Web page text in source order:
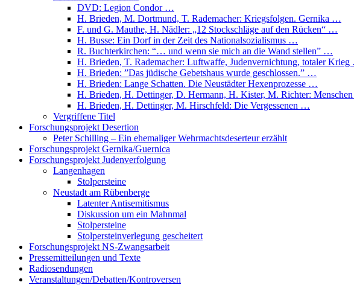
DVD: Legion Condor …
H. Brieden, M. Dortmund, T. Rademacher: Kriegsfolgen. Gernika …
F. und G. Mauthe, H. Nädler: „12 Stockschläge auf den Rücken“ …
H. Busse: Ein Dorf in der Zeit des Nationalsozialismus …
R. Buchterkirchen: “… und wenn sie mich an die Wand stellen” …
H. Brieden, T. Rademacher: Luftwaffe, Judenvernichtung, totaler
H. Brieden: ”Das jüdische Gebetshaus wurde geschlossen.” …
H. Brieden: Lange Schatten. Die Neustädter Hexenprozesse …
H. Brieden, H. Dettinger, D. Hermann, H. Kister, M. Richter:
H. Brieden, H. Dettinger, M. Hirschfeld: Die Vergessenen …
Vergriffene Titel
Forschungsprojekt Desertion
Peter Schilling – Ein ehemaliger Wehrmachtsdeserteur erzählt
Forschungsprojekt Gernika/Guernica
Forschungsprojekt Judenverfolgung
Langenhagen
Stolpersteine
Neustadt am Rübenberge
Latenter Antisemitismus
Diskussion um ein Mahnmal
Stolpersteine
Stolpersteinverlegung gescheitert
Forschungsprojekt NS-Zwangsarbeit
Pressemitteilungen und Texte
Radiosendungen
Veranstaltungen/Debatten/Kontroversen